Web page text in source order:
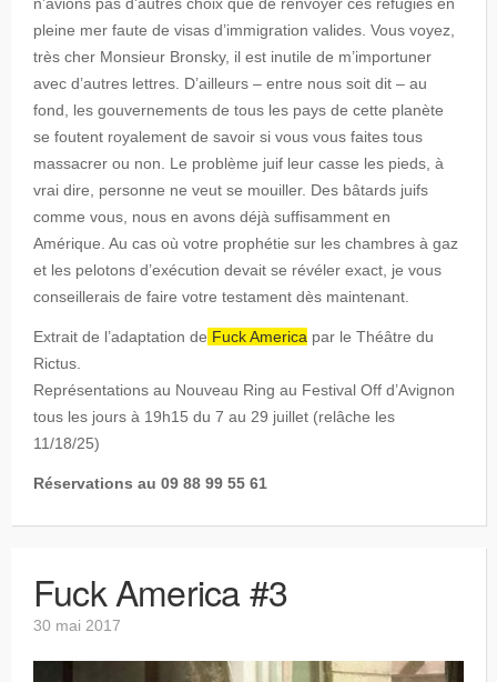
pleine mer faute de visas d’immigration valides. Vous voyez,
très cher Monsieur Bronsky, il est inutile de m’importuner
avec d’autres lettres. D’ailleurs – entre nous soit dit – au
fond, les gouvernements de tous les pays de cette planète
se foutent royalement de savoir si vous vous faites tous
massacrer ou non. Le problème juif leur casse les pieds, à
vrai dire, personne ne veut se mouiller. Des bâtards juifs
comme vous, nous en avons déjà suffisamment en
Amérique. Au cas où votre prophétie sur les chambres à gaz
et les pelotons d’exécution devait se révéler exact, je vous
conseillerais de faire votre testament dès maintenant.
Extrait de l’adaptation de Fuck America par le Théâtre du
Rictus.
Représentations au Nouveau Ring au Festival Off d’Avignon
tous les jours à 19h15 du 7 au 29 juillet (relâche les
11/18/25)
Réservations au 09 88 99 55 61
Fuck America #3
30 mai 2017